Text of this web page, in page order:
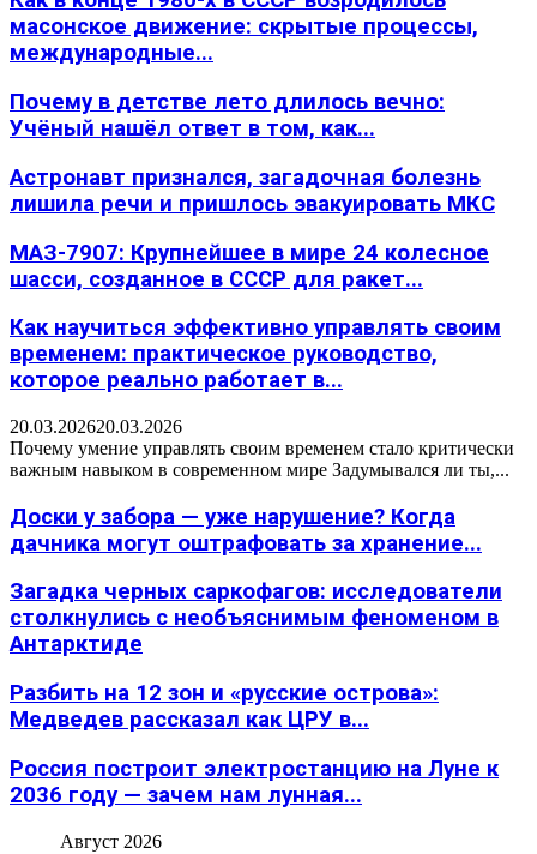
масонское движение: скрытые процессы,
международные...
Почему в детстве лето длилось вечно:
Учёный нашёл ответ в том, как...
Астронавт признался, загадочная болезнь
лишила речи и пришлось эвакуировать МКС
МАЗ-7907: Крупнейшее в мире 24 колесное
шасси, созданное в СССР для ракет...
Как научиться эффективно управлять своим
временем: практическое руководство,
которое реально работает в...
20.03.202620.03.2026
Почему умение управлять своим временем стало критически
важным навыком в современном мире Задумывался ли ты,...
Доски у забора — уже нарушение? Когда
дачника могут оштрафовать за хранение...
Загадка черных саркофагов: исследователи
столкнулись с необъяснимым феноменом в
Антарктиде
Разбить на 12 зон и «русские острова»:
Медведев рассказал как ЦРУ в...
Россия построит электростанцию на Луне к
2036 году — зачем нам лунная...
Август 2026